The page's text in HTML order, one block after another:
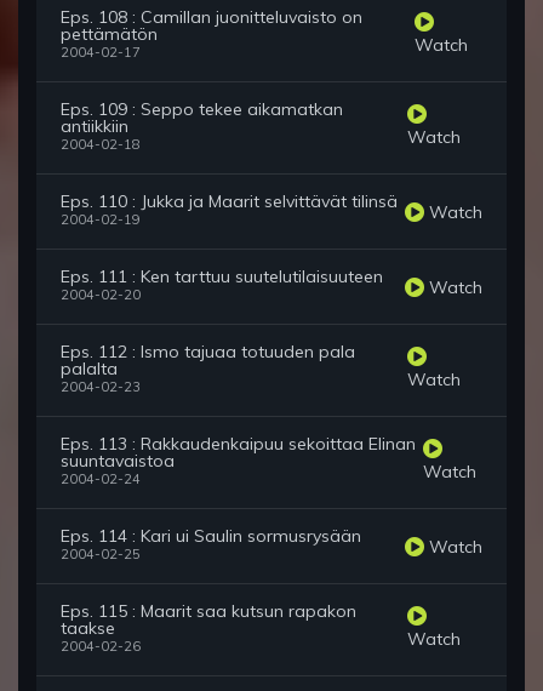
Eps. 108 : Camillan juonitteluvaisto on
pettämätön
2004-02-17 Watch
Eps. 109 : Seppo tekee aikamatkan
antiikkiin
2004-02-18 Watch
Eps. 110 : Jukka ja Maarit selvittävät tilinsä
2004-02-19 Watch
Eps. 111 : Ken tarttuu suutelutilaisuuteen
2004-02-20 Watch
Eps. 112 : Ismo tajuaa totuuden pala
palalta
2004-02-23 Watch
Eps. 113 : Rakkaudenkaipuu sekoittaa Elinan
suuntavaistoa
2004-02-24 Watch
Eps. 114 : Kari ui Saulin sormusrysään
2004-02-25 Watch
Eps. 115 : Maarit saa kutsun rapakon
taakse
2004-02-26 Watch